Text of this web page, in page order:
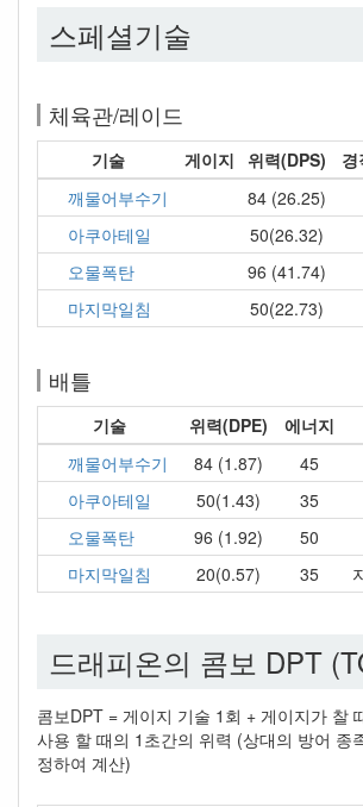
스페셜기술
체육관/레이드
기술 게이지 위력(DPS)
깨물어부수기
84 (26.25)
아쿠아테일
50(26.32)
오물폭탄
96 (41.74)
마지막일침
50(22.73)
배틀
기술 위력(DPE) 에너지
깨물어부수기
84 (1.87) 45
아쿠아테일
50(1.43) 35
오물폭탄
96 (1.92) 50
마지막일침
20(0.57) 35
드래피온의 콤보 DPT
콤보DPT = 게이지 기술 1회 + 게이지가 찰
사용 할 때의 1초간의 위력 (상대의 방어 종
정하여 계산)